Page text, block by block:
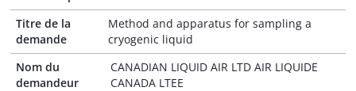
Titre de la
demande
Method and apparatus for sampling a
cryogenic liquid
Nom du
demandeur
CANADIAN LIQUID AIR LTD AIR LIQUIDE
CANADA LTEE